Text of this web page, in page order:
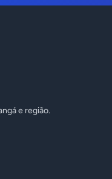
e região.